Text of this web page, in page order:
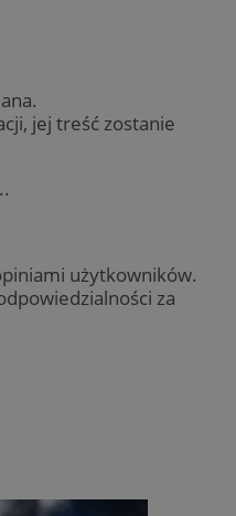
jej treść zostanie
użytkowników.
za